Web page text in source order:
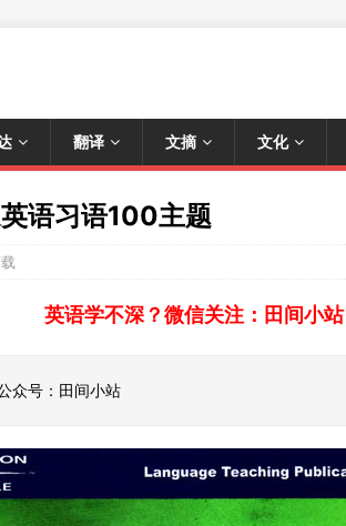
翻译 文摘 文化
语习语100主题
英语学不深？微信关注：田间小站
众号：田间小站